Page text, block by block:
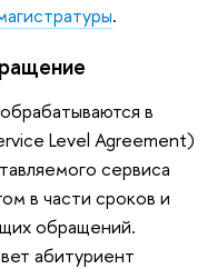
.
в
Level Agreement)
сервиса
в части сроков и
обращений.
абитуриент